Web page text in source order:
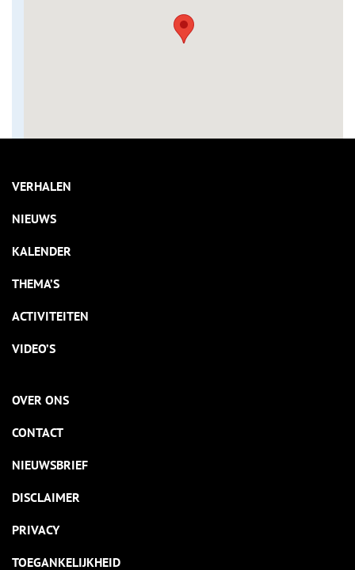
VERHALEN
NIEUWS
KALENDER
THEMA’S
ACTIVITEITEN
VIDEO’S
OVER ONS
CONTACT
NIEUWSBRIEF
DISCLAIMER
PRIVACY
TOEGANKELIJKHEID